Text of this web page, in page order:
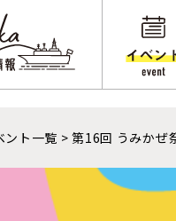
ント一覧 >第16回 うみかぜ